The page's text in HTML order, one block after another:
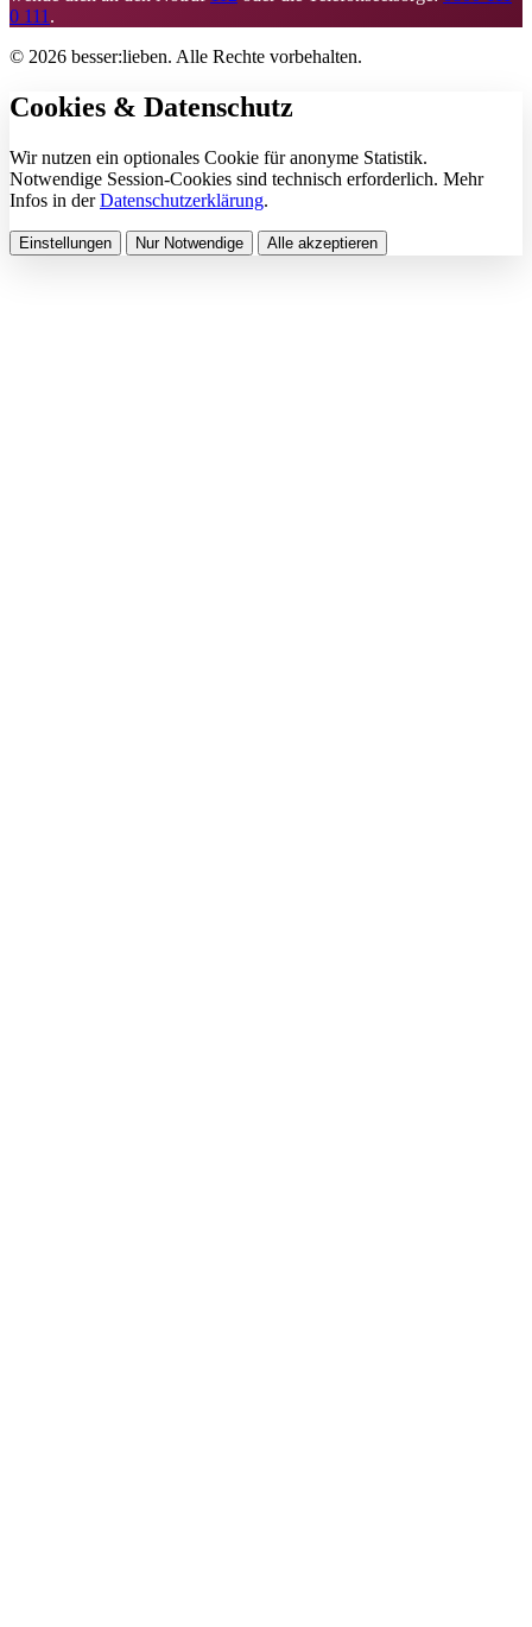
0 111 .
© 2026 besser:lieben. Alle Rechte vorbehalten.
Cookies & Datenschutz
Wir nutzen ein optionales Cookie für anonyme Statistik.
Notwendige Session-Cookies sind technisch erforderlich. Mehr
Infos in derDatenschutzerklärung.
Einstellungen Nur Notwendige Alle akzeptieren